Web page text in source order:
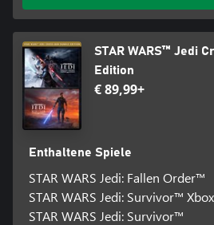
STAR WARS™ Jedi
Edition
€ 89,99+
Enthaltene Spiele
STAR WARS Jedi: Fallen Order™
STAR WARS Jedi: Survivor™
STAR WARS Jedi: Survivor™